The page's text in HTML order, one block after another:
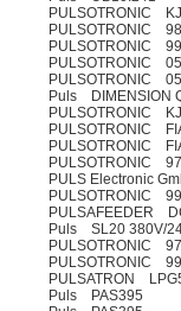
PULSOTRONIC
PULSOTRONIC
PULSOTRONIC
PULSOTRONIC
PULSOTRONIC
Puls DIMENSION
PULSOTRONIC
PULSOTRONIC
PULSOTRONIC
PULSOTRONIC
PULS Electronic
PULSOTRONIC
PULSAFEEDER
Puls SL20 380V/
PULSOTRONIC
PULSOTRONIC
PULSATRON
Puls PAS395